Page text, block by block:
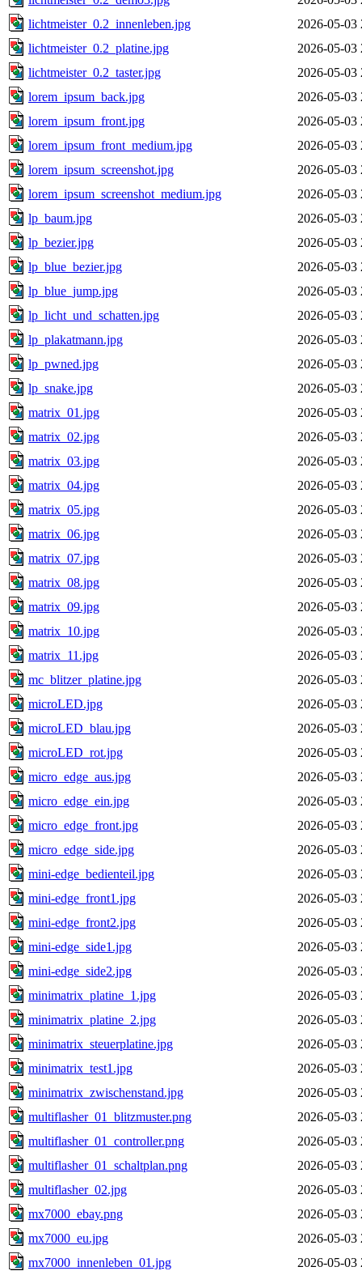
lichtmeister_0.2_innenleben.jpg
2026-05-03
lichtmeister_0.2_platine.jpg
2026-05-03
lichtmeister_0.2_taster.jpg
2026-05-03
lorem_ipsum_back.jpg
2026-05-03
lorem_ipsum_front.jpg
2026-05-03
lorem_ipsum_front_medium.jpg
2026-05-03
lorem_ipsum_screenshot.jpg
2026-05-03
lorem_ipsum_screenshot_medium.jpg
2026-05-03
lp_baum.jpg
2026-05-03
lp_bezier.jpg
2026-05-03
lp_blue_bezier.jpg
2026-05-03
lp_blue_jump.jpg
2026-05-03
lp_licht_und_schatten.jpg
2026-05-03
lp_plakatmann.jpg
2026-05-03
lp_pwned.jpg
2026-05-03
lp_snake.jpg
2026-05-03
matrix_01.jpg
2026-05-03
matrix_02.jpg
2026-05-03
matrix_03.jpg
2026-05-03
matrix_04.jpg
2026-05-03
matrix_05.jpg
2026-05-03
matrix_06.jpg
2026-05-03
matrix_07.jpg
2026-05-03
matrix_08.jpg
2026-05-03
matrix_09.jpg
2026-05-03
matrix_10.jpg
2026-05-03
matrix_11.jpg
2026-05-03
mc_blitzer_platine.jpg
2026-05-03
microLED.jpg
2026-05-03
microLED_blau.jpg
2026-05-03
microLED_rot.jpg
2026-05-03
micro_edge_aus.jpg
2026-05-03
micro_edge_ein.jpg
2026-05-03
micro_edge_front.jpg
2026-05-03
micro_edge_side.jpg
2026-05-03
mini-edge_bedienteil.jpg
2026-05-03
mini-edge_front1.jpg
2026-05-03
mini-edge_front2.jpg
2026-05-03
mini-edge_side1.jpg
2026-05-03
mini-edge_side2.jpg
2026-05-03
minimatrix_platine_1.jpg
2026-05-03
minimatrix_platine_2.jpg
2026-05-03
minimatrix_steuerplatine.jpg
2026-05-03
minimatrix_test1.jpg
2026-05-03
minimatrix_zwischenstand.jpg
2026-05-03
multiflasher_01_blitzmuster.png
2026-05-03
multiflasher_01_controller.png
2026-05-03
multiflasher_01_schaltplan.png
2026-05-03
multiflasher_02.jpg
2026-05-03
mx7000_ebay.png
2026-05-03
mx7000_eu.jpg
2026-05-03
mx7000_innenleben_01.jpg
2026-05-03